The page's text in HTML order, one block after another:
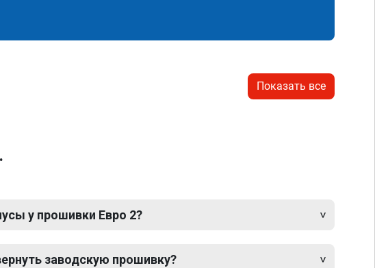
Показать все
у прошивки Евро 2?
заводскую прошивку?